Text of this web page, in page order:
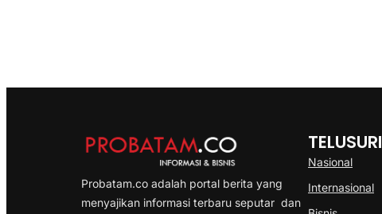
Probatam.co adalah portal berita yang
menyajikan informasi terbaru seputar dan
TELUSURI
Nasional
Internasional